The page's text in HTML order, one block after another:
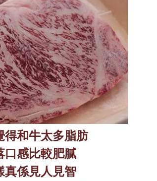
得和牛太多脂肪
口感比較肥膩
真係見人見智